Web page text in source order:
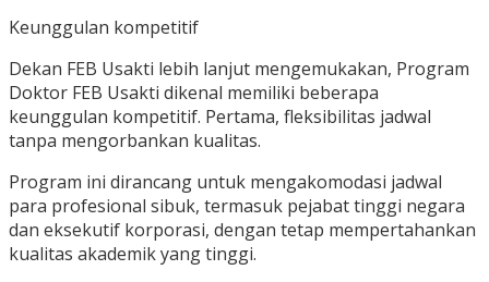
Keunggulan kompetitif
Dekan FEB Usakti lebih lanjut mengemukakan, Program
Doktor FEB Usakti dikenal memiliki beberapa
keunggulan kompetitif. Pertama, fleksibilitas jadwal
tanpa mengorbankan kualitas.
Program ini dirancang untuk mengakomodasi jadwal
para profesional sibuk, termasuk pejabat tinggi negara
dan eksekutif korporasi, dengan tetap mempertahankan
kualitas akademik yang tinggi.